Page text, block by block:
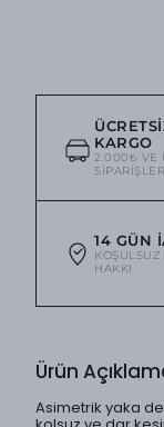
KARGO
2.000₺ VE
14 GÜN
KOŞULSUZ
HAKKI
Ürün
Asimetrik yaka